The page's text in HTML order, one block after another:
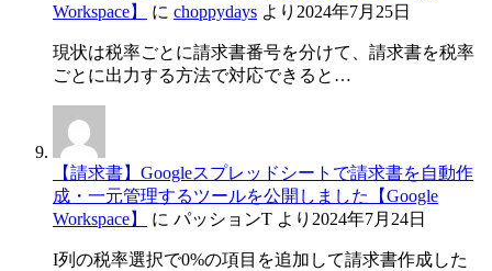
Workspace】
に choppydays より 2024年7月25日
現状は税率ごとに請求書番号を分けて、請求書を税率
ごとに出力する方法で対応できると…
【請求書】Googleスプレッドシートで請求書を自動作
成・一元管理するツールを公開しました【Google
Workspace】
に パッションT より 2024年7月24日
I列の税率選択で0%の項目を追加して請求書作成した